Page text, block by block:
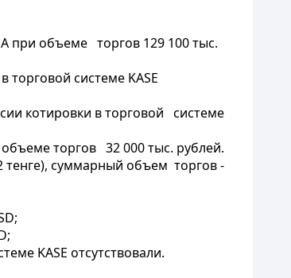
при объеме торгов 129 100 тыс.
системе KASE
котировки в торговой системе
объеме торгов 32 000 тыс. рублей.
тенге), суммарный объем торгов -
KASE отсутствовали.